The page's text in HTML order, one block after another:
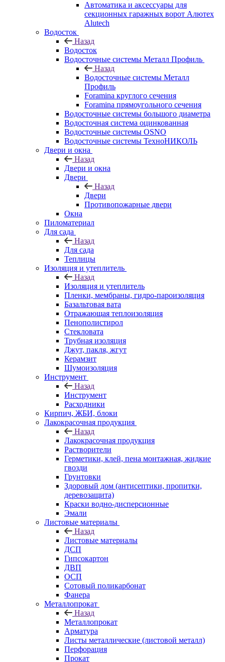
Автоматика и аксессуары для
секционных гаражных ворот Алютех
Alutech
Водосток
Назад
Водосток
Водосточные системы Металл Профиль
Назад
Водосточные системы Металл
Профиль
Foramina круглого сечения
Foramina прямоугольного сечения
Водосточные системы большого диаметра
Водосточная система оцинкованная
Водосточные системы OSNO
Водосточные системы ТехноНИКОЛЬ
Двери и окна
Назад
Двери и окна
Двери
Назад
Двери
Противопожарные двери
Окна
Пиломатериал
Для сада
Назад
Для сада
Теплицы
Изоляция и утеплитель
Назад
Изоляция и утеплитель
Пленки, мембраны, гидро-пароизоляция
Базальтовая вата
Отражающая теплоизоляция
Пенополистирол
Стекловата
Трубная изоляция
Джут, пакля, жгут
Керамзит
Шумоизоляция
Инструмент
Назад
Инструмент
Расходники
Кирпич, ЖБИ, блоки
Лакокрасочная продукция
Назад
Лакокрасочная продукция
Растворители
Герметики, клей, пена монтажная, жидкие
гвозди
Грунтовки
Здоровый дом (антисептики, пропитки,
деревозащита)
Краски водно-дисперсионные
Эмали
Листовые материалы
Назад
Листовые материалы
ДСП
Гипсокартон
ДВП
ОСП
Сотовый поликарбонат
Фанера
Металлопрокат
Назад
Металлопрокат
Арматура
Листы металлические (листовой металл)
Перфорация
Прокат